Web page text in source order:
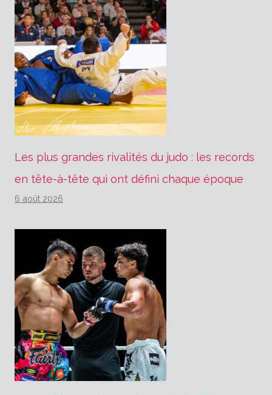
Les plus grandes rivalités du judo : les records
en tête-à-tête qui ont défini chaque époque
6 août 2026